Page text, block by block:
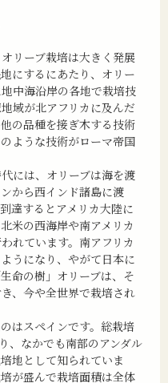
リーブ栽培は大きく発展
にするにあたり、オリー
中海沿岸の各地で栽培技
域が北アフリカに及んだ
の品種を接ぎ木する技術
ような技術がローマ帝国
には、オリーブは海を渡
から西インド諸島に渡
達するとアメリカ大陸に
米の西海岸や南アメリカ
れています。南アフリカ
うになり、やがて日本に
命の樹」オリーブは、そ
、今や全世界で栽培され
はスペインです。総栽培
、なかでも南部のアンダル
地として知られていま
が盛んで栽培面積は全体